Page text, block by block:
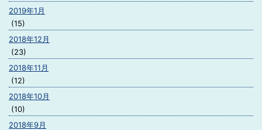
2019年1月
(15)
2018年12月
(23)
2018年11月
(12)
2018年10月
(10)
2018年9月